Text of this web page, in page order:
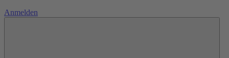
Anmelden